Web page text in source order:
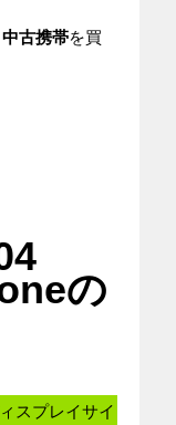
中古携帯を買
の
スプレイサイ